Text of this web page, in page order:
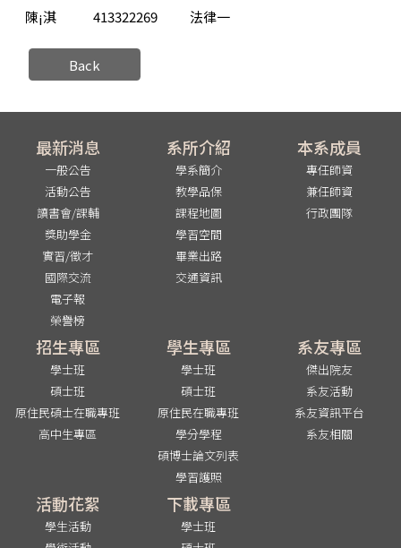
陳¡淇
413322269 法律一
Back
最新消息
一般公告
活動公告
讀書會/課輔
獎助學金
實習/徵才
國際交流
電子報
榮譽榜
系所介紹
學系簡介
教學品保
課程地圖
學習空間
畢業出路
交通資訊
本系成員
專任師資
兼任師資
行政團隊
招生專區
學士班
碩士班
原住民碩士在職專班
高中生專區
學生專區
學士班
碩士班
原住民在職專班
學分學程
碩博士論文列表
學習護照
系友專區
傑出院友
系友活動
系友資訊平台
系友相關
活動花絮
學生活動
下載專區
學士班